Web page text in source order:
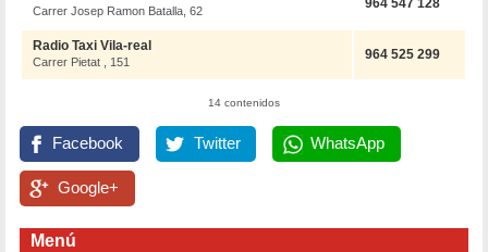
Carrer Josep Ramon Batalla, 62 964 547 128
Radio Taxi Vila-real
Carrer Pietat , 151 964 525 299
14 contenidos
Facebook Twitter WhatsApp
Google+
Menú